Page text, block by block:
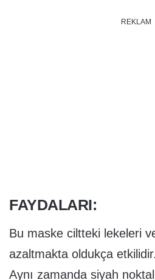
REKLAM
FAYDALARI:
Bu maske ciltteki lekeleri
azaltmakta oldukça etkilidir.
Aynı zamanda siyah